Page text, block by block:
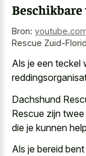
Bron:
Rescue Zuid-
Als je een teckel
Dachshund
Rescue zijn
die je kunnen
Als je bereid